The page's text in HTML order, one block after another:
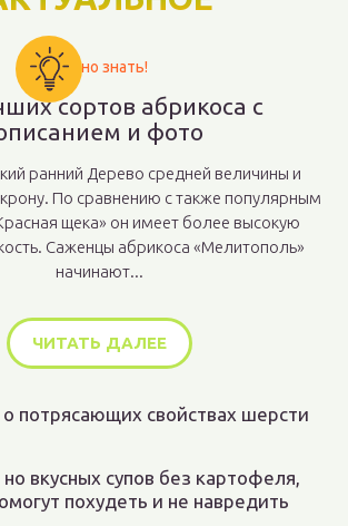
Важно знать!
сортов абрикоса с
и фото
ранний Дерево средней величины и
По сравнению с также популярным
щека» он имеет более высокую
Саженцы абрикоса «Мелитополь»
начинают...
ЧИТАТЬ ДАЛЕЕ
потрясающих свойствах шерсти
вкусных супов без картофеля,
похудеть и не навредить